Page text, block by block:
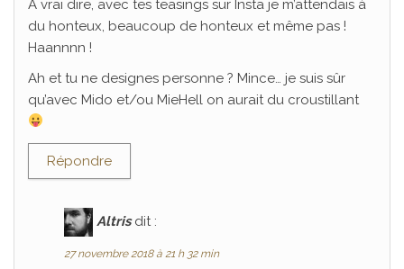
A vrai dire, avec tes teasings sur Insta je m’attendais à
du honteux, beaucoup de honteux et même pas !
Haannnn !
Ah et tu ne designes personne ? Mince… je suis sûr
qu’avec Mido et/ou MieHell on aurait du croustillant
Répondre
Altris dit :
27 novembre 2018 à 21 h 32 min